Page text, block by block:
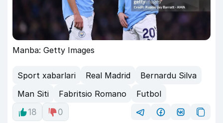
Manba: Getty Images
Sport xabarlari Real Madrid
Bernardu Silva
Man Siti
Fabritsio Romano
Futbol
18
0